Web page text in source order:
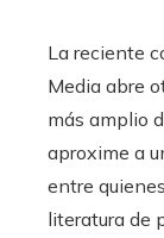
La reciente
Media abre
más amplio
aproxime a
entre
literatura de